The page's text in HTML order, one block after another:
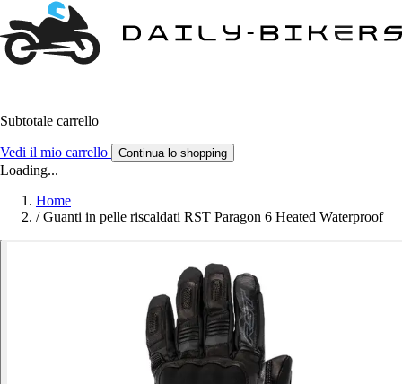
Subtotale carrello
Vedi il mio carrello Continua lo shopping
Loading...
Home
/ Guanti in pelle riscaldati RST Paragon 6 Heated Waterproof